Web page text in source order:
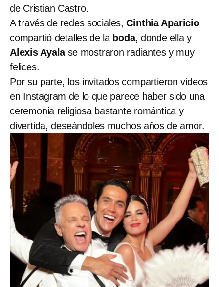
de Cristian Castro.
A través de redes sociales,Cinthia Aparicio
compartió detalles de la boda, donde ella y
Alexis Ayalase mostraron radiantes y muy
felices.
Por su parte, los invitados compartieron videos
en Instagram de lo que parece haber sido una
ceremonia religiosa bastante romántica y
divertida, deseándoles muchos años de amor.